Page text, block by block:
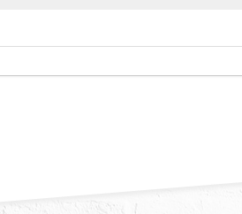
等語。嗣經本院於114年6月
在場，據債權人代理人稱門
5樓B，5樓之2大門未鎖外部
嗣據債權人另具狀陳報表示本